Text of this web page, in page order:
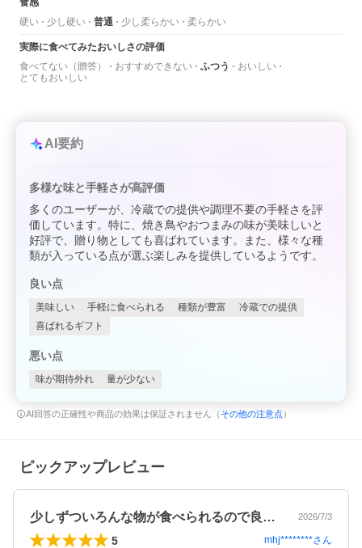
食感
硬い
少し硬い 普通 少し柔らかい 柔らかい
実際に食べてみたおいしさの評価
食べてない（贈答）
おすすめできない ふつう
おいしい
とてもおいしい
AI要約
多様な味と手軽さが高評価
多くのユーザーが、冷蔵での提供や調理不要の手軽さを評
価しています。特に、焼き鳥やおつまみの味が美味しいと
好評で、贈り物としても喜ばれています。また、様々な種
類が入っている点が選ぶ楽しみを提供しているようです。
良い点
美味しい 手軽に食べられる 種類が豊富
冷蔵での提供
喜ばれるギフト
悪い点
味が期待外れ 量が少ない
AI回答の正確性や商品の効果は保証されません（ その他の注意点 ）
ピックアップレビュー
少しずついろんな物が食べられるので良い… 2026/7/3
5 mhj********さん